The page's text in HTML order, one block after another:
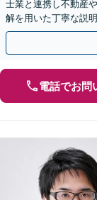
士業と連携し不動産
解を用いた丁寧な説
満な解決へ導きます
電話でお問